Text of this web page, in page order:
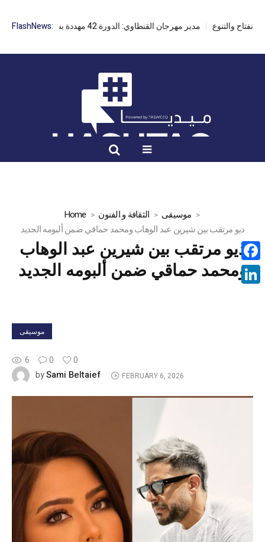
FlashNews: مدير مهرجان القنطاوي: الدورة 42 مهددة بسبب تأخر التراخيص
Home الثقافة و الفنون
موسيقى
ديو مرتقب بين شيرين عبد الوهاب ومحمد حماقي ضمن ألبومه الجديد
ديو مرتقب بين شيرين عبد الوهاب
ومحمد حماقي ضمن ألبومه الجديد
موسيقى
6 0
0
bySami Beltaief FEBRUARY 6, 2026